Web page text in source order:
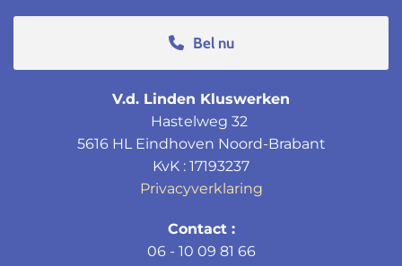
Bel nu
V.d. Linden Kluswerken
Hastelweg 32
5616 HL Eindhoven Noord-Brabant
KvK : 17193237
Privacyverklaring
Contact :
06 - 10 09 81 66